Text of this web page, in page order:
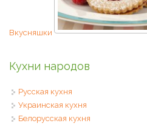
Вкусняшки
Кухни народов
Русская кухня
Украинская кухня
Белорусская кухня